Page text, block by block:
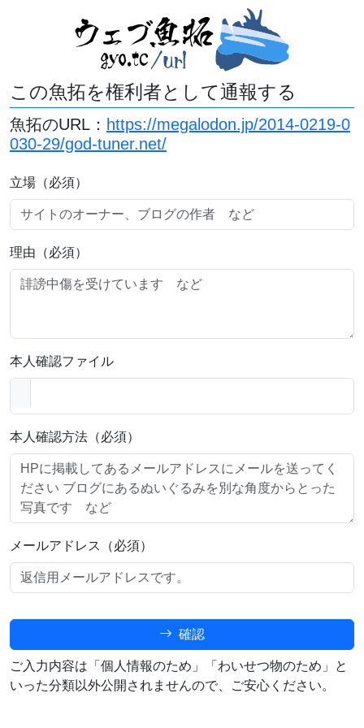
この魚拓を権利者として通報する
魚拓のURL： https://megalodon.jp/2014-0219-0
030-29/god-tuner.net/
立場（必須）
理由（必須）
本人確認ファイル
本人確認方法（必須）
メールアドレス（必須）
確認
ご入力内容は「個人情報のため」「わいせつ物のため」と
いった分類以外公開されませんので、ご安心ください。